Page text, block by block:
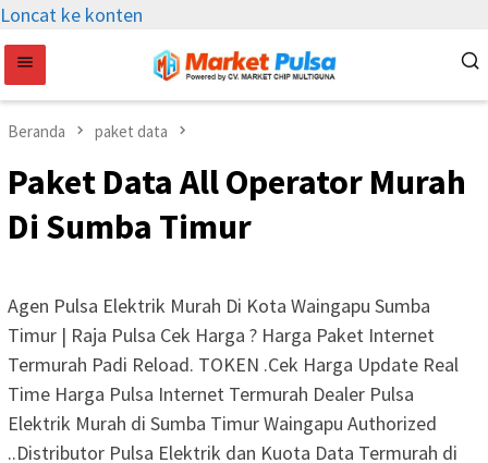
Loncat ke konten
Beranda paket data
Paket Data All Operator Murah
Di Sumba Timur
Agen Pulsa Elektrik Murah Di Kota Waingapu Sumba
Timur | Raja Pulsa Cek Harga ? Harga Paket Internet
Termurah Padi Reload. TOKEN .Cek Harga Update Real
Time Harga Pulsa Internet Termurah Dealer Pulsa
Elektrik Murah di Sumba Timur Waingapu Authorized
..Distributor Pulsa Elektrik dan Kuota Data Termurah di